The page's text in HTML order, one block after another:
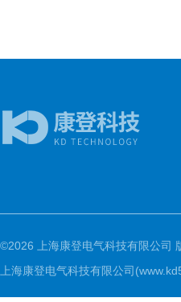
©2026 上海康登电气科技有限公司
上海康登电气科技有限公司